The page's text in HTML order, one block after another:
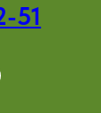
51